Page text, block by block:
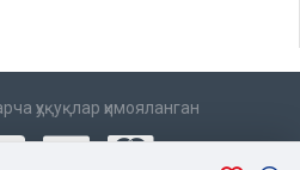
ҳуқуқлар ҳимояланган